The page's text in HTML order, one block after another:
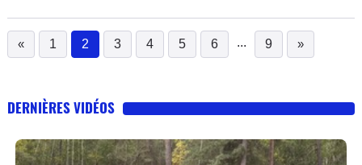
« 1 2
(current)
3 4 5 6 ... 9 »
DERNIÈRES VIDÉOS